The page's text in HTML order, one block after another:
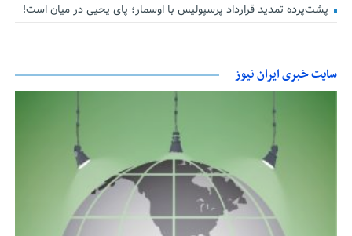
پشت‌پرده تمدید قرارداد پرسپولیس با اوسمار؛ پای یحیی در میان است!
سایت خبری ایران نیوز